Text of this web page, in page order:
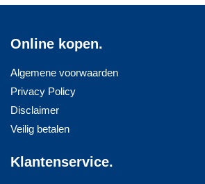
Online kopen.
Algemene voorwaarden
Privacy Policy
Disclaimer
Veilig betalen
Klantenservice.